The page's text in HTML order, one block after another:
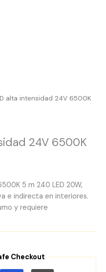
alta intensidad 24V 6500K
24V 6500K
5 m 240 LED 20W,
e indirecta en interiores.
y requiere
Checkout